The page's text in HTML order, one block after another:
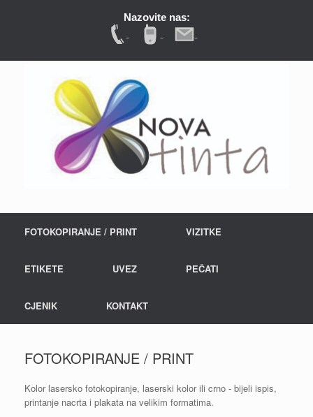
Nazovite nas:
FOTOKOPIRANJE / PRINT VIZITKE
ETIKETE UVEZ PEČATI
CJENIK KONTAKT
FOTOKOPIRANJE / PRINT
Kolor lasersko fotokopiranje, laserski kolor ili crno - bijeli ispis,
printanje nacrta i plakata na velikim formatima.